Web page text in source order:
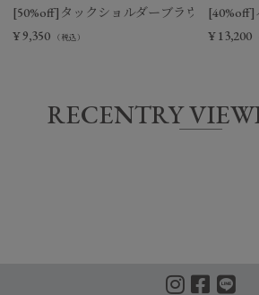
[50%off]タックショルダーブラウス
¥9,350 （税込）
[40%off]
¥ 13,200
RECENTRY